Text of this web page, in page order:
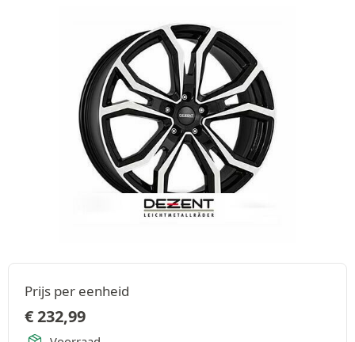
Prijs per eenheid
€232,99